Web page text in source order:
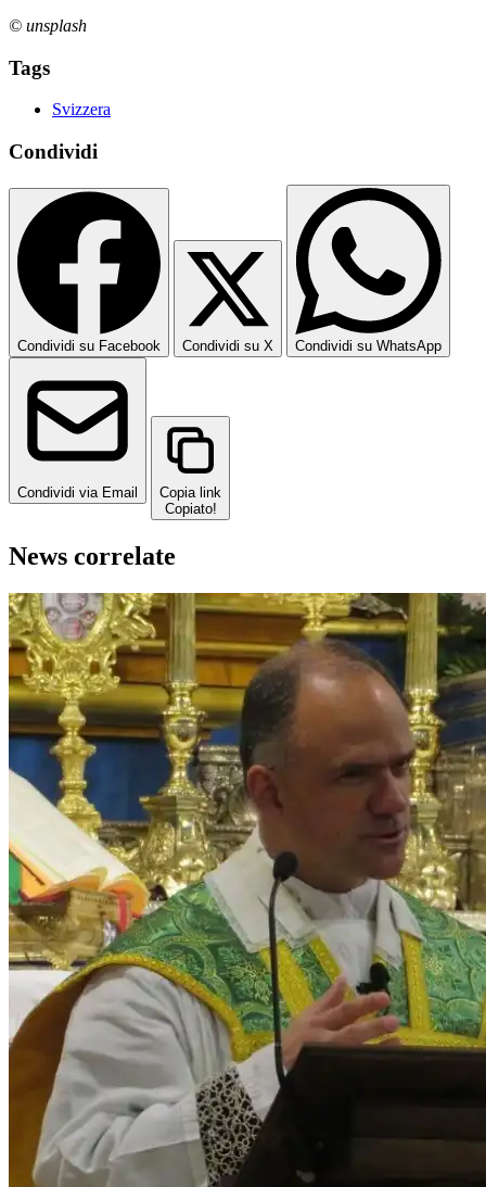
© unsplash
Tags
Svizzera
Condividi
Condividi su Facebook Condividi su X Condividi su WhatsApp
Condividi via Email
Copia link
Copiato!
News correlate